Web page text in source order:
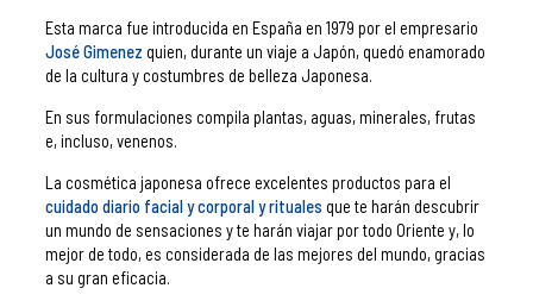
Esta marca fue introducida en España en 1979 por el empresario
José Gimenez quien, durante un viaje a Japón, quedó enamorado
de la cultura y costumbres de belleza Japonesa.
En sus formulaciones compila plantas, aguas, minerales, frutas
e, incluso, venenos.
La cosmética japonesa ofrece excelentes productos para el
cuidado diario facial y corporal y rituales que te harán descubrir
un mundo de sensaciones y te harán viajar por todo Oriente y, lo
mejor de todo, es considerada de las mejores del mundo, gracias
a su gran eficacia.